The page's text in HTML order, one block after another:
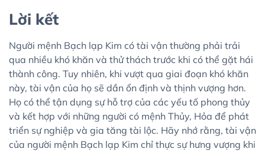
Lời kết
Người mệnh Bạch lạp Kim có tài vận thường phải trải
qua nhiều khó khăn và thử thách trước khi có thể gặt hái
thành công. Tuy nhiên, khi vượt qua giai đoạn khó khăn
này, tài vận của họ sẽ dần ổn định và thịnh vượng hơn.
Họ có thể tận dụng sự hỗ trợ của các yếu tố phong thủy
và kết hợp với những người có mệnh Thủy, Hỏa để phát
triển sự nghiệp và gia tăng tài lộc. Hãy nhớ rằng, tài vận
của người mệnh Bạch lạp Kim chỉ thực sự hưng vượng khi